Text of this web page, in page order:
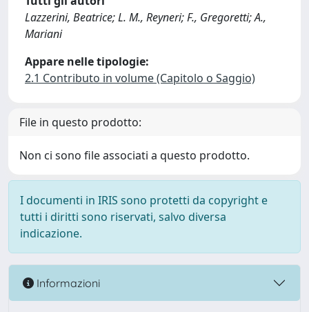
Lazzerini, Beatrice; L. M., Reyneri; F., Gregoretti; A.,
Mariani
Appare nelle tipologie:
2.1 Contributo in volume (Capitolo o Saggio)
File in questo prodotto:
Non ci sono file associati a questo prodotto.
I documenti in IRIS sono protetti da copyright e
tutti i diritti sono riservati, salvo diversa
indicazione.
Informazioni